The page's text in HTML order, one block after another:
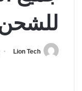
Lion Tech